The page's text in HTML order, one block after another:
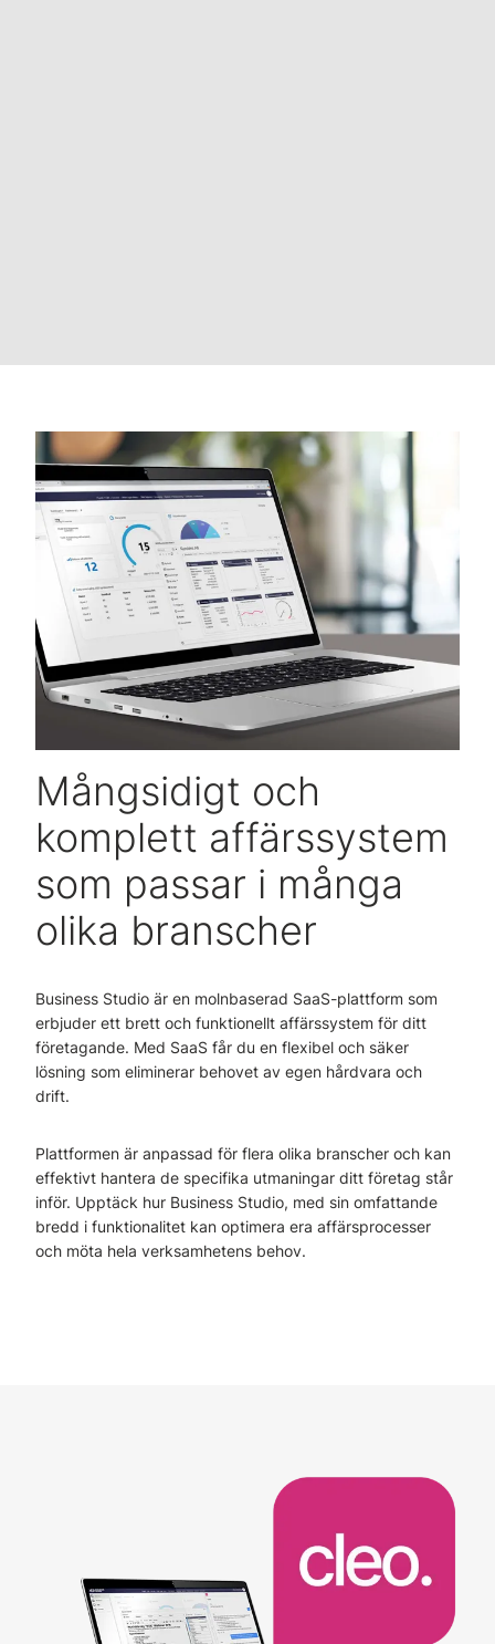
Mångsidigt och
komplett affärssystem
som passar i många
olika branscher
Business Studio är en molnbaserad SaaS-plattform som
erbjuder ett brett och funktionellt affärssystem för ditt
företagande. Med SaaS får du en flexibel och säker
lösning som eliminerar behovet av egen hårdvara och
drift.
Plattformen är anpassad för flera olika branscher och kan
effektivt hantera de specifika utmaningar ditt företag står
inför. Upptäck hur Business Studio, med sin omfattande
bredd i funktionalitet kan optimera era affärsprocesser
och möta hela verksamhetens behov.